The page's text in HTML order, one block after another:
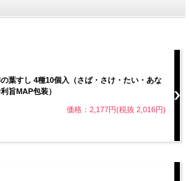
葉すし 4種10個入（さば・さけ・たい・あな
旨MAP包装）
価格：2,177円(税抜 2,016円)